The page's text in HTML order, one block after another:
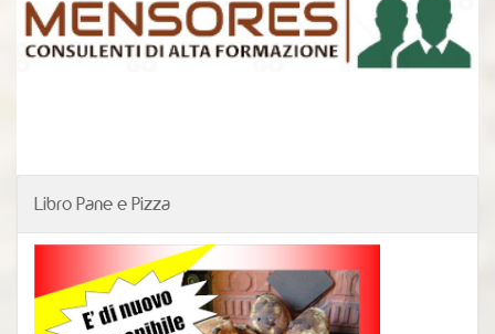
Libro Pane e Pizza